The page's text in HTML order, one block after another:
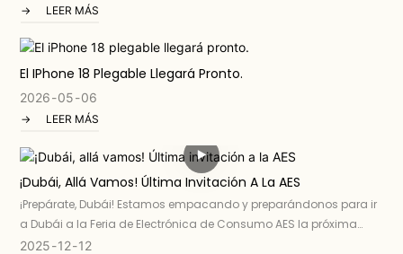
LEER MÁS
El IPhone 18 Plegable Llegará Pronto.
2026 05 06
LEER MÁS
¡Dubái, Allá Vamos! Última Invitación A La AES
¡Prepárate, Dubái! Estamos empacando y preparándonos para ir
a Dubái a la Feria de Electrónica de Consumo AES la próxima
semana, del 17 al 19 de diciembre .
2025 12 12